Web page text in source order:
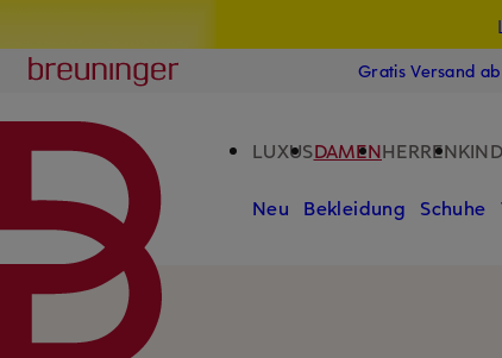
Breuninger
Gratis Versand
LUXUSDAMENHERREN
Neu Bekleidung Schuhe